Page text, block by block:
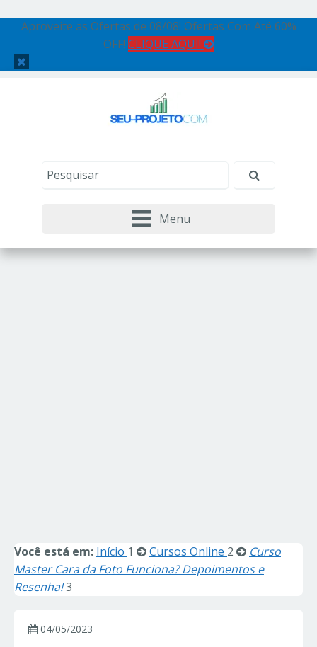
Aproveite as Ofertas de 08/08! Ofertas Com Até 60%
OFF! CLIQUE AQUI!
Menu
Você está em: Início 1 Cursos Online 2
Curso
Master Cara da Foto Funciona? Depoimentos e
Resenha!3
04/05/2023